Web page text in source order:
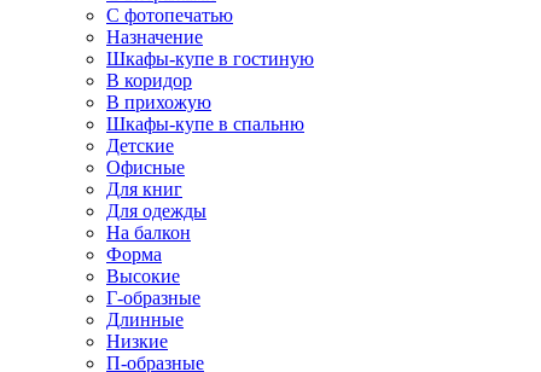
С фотопечатью
Назначение
Шкафы-купе в гостиную
В коридор
В прихожую
Шкафы-купе в спальню
Детские
Офисные
Для книг
Для одежды
На балкон
Форма
Высокие
Г-образные
Длинные
Низкие
П-образные